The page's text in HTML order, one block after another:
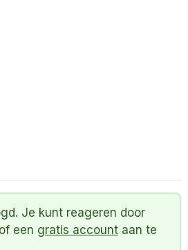
Je kunt reageren door
of een gratis account aan te